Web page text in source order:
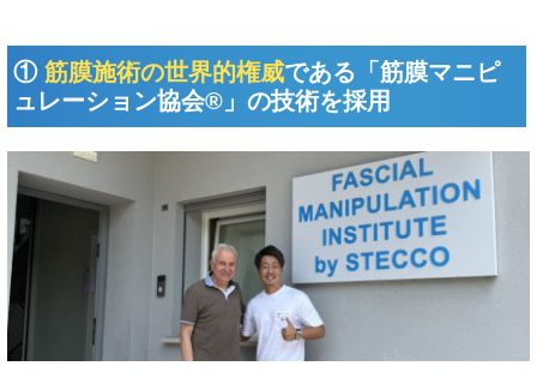
① 筋膜施術の世界的権威である 「筋膜マニピ
ュレーション協会®」の技術を採用